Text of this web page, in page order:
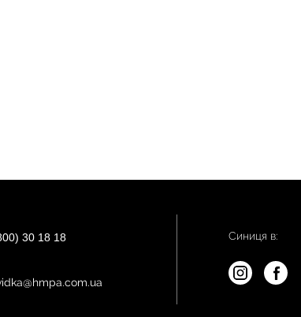
30 18 18 Синиця в: